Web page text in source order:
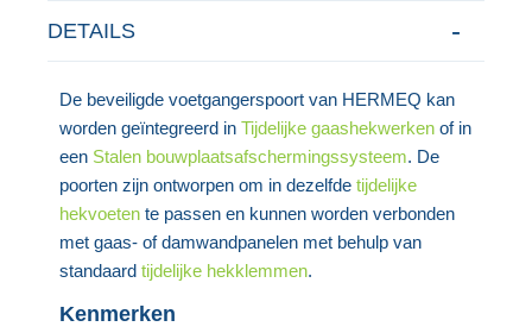
DETAILS
De beveiligde voetgangerspoort van HERMEQ kan
worden geïntegreerd inTijdelijke gaashekwerken of in
een Stalen bouwplaatsafschermingssysteem. De
poorten zijn ontworpen om in dezelfdetijdelijke
hekvoeten te passen en kunnen worden verbonden
met gaas- of damwandpanelen met behulp van
standaardtijdelijke hekklemmen.
Kenmerken